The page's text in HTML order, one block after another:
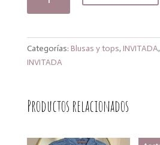
Categorías: Blusas y tops, INVITADA,
INVITADA
Productos relacionados